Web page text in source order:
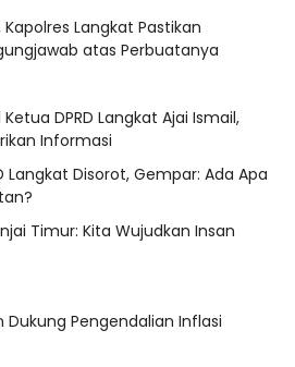
Langkat Pastikan
atas Perbuatanya
Ketua DPRD Langkat Ajai Ismail,
Informasi
Langkat Disorot, Gempar: Ada Apa
Timur: Kita Wujudkan Insan
Pengendalian Inflasi